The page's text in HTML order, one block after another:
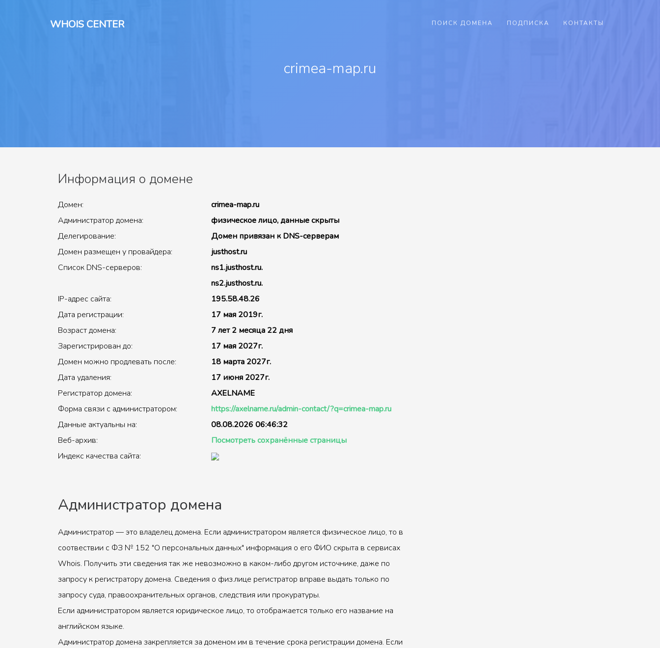
WHOIS CENTER ПОИСК ДОМЕНА ПОДПИСКА КОНТАКТЫ
crimea-map.ru
Информация о домене
Домен:
crimea-map.ru
Администратор домена:
физическое лицо, данные скрыты
Делегирование:
Домен привязан к DNS-серверам
Домен размещен у провайдера:
justhost.ru
Список DNS-серверов:
ns1.justhost.ru.
ns2.justhost.ru.
IP-адрес сайта:
195.58.48.26
Дата регистрации:
17 мая 2019г.
Возраст домена:
7 лет 2 месяца 22 дня
Зарегистрирован до:
17 мая 2027г.
Домен можно продлевать после:
18 марта 2027г.
Дата удаления:
17 июня 2027г.
Регистратор домена:
AXELNAME
Форма связи с администратором:
https://axelname.ru/admin-contact/?q=crimea-map.ru
Данные актуальны на:
08.08.2026 06:46:32
Веб-архив:
Посмотреть сохранённые страницы
Индекс качества сайта:
Администратор домена
Администратор — это владелец домена. Если администратором является физическое лицо, то в
соотвествии с ФЗ № 152 "О персональных данных" информация о его ФИО скрыта в сервисах
Whois. Получить эти сведения так же невозможно в каком-либо другом источнике, даже по
запросу к регистратору домена. Сведения о физ.лице регистратор вправе выдать только по
запросу суда, правоохранительных органов, следствия или прокуратуры.
Если администратором является юридическое лицо, то отображается только его название на
английском языке.
Администратор домена закрепляется за доменом им в течение срока регистрации домена. Если